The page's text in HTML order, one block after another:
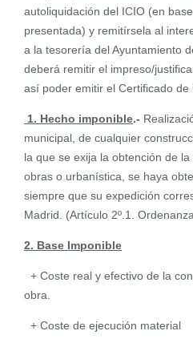
autoliquidación del ICIO (en
presentada) y remitírsela al
a la tesorería del Ayuntamiento
deberá remitir el impreso/
así poder emitir el Certificado de
1. Hecho imponible.-
municipal, de cualquier
la que se exija la obtención de
obras o urbanística, se haya
siempre que su expedición
Madrid. (Artículo 2º.1.
2. Base Imponible
+ Coste real y efectivo de la
obra.
+ Coste de ejecución material